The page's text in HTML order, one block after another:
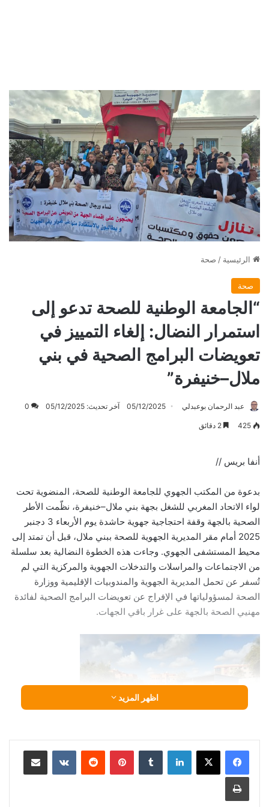
الرئيسية / صحة
صحة
“الجامعة الوطنية للصحة تدعو إلى
استمرار النضال: إلغاء التمييز في
تعويضات البرامج الصحية في بني
ملال–خنيفرة”
عبد الرحمان بوعبدلي 05/12/2025 آخر تحديث: 05/12/2025 0
425
أنفا بريس //
بدعوة من المكتب الجهوي للجامعة الوطنية للصحة، المنضوية تحت
لواء الاتحاد المغربي للشغل بجهة بني ملال–خنيفرة، نظّمت الأطر
الصحية بالجهة وقفة احتجاجية جهوية حاشدة يوم الأربعاء 3 دجنبر
2025 أمام مقر المديرية الجهوية للصحة ببني ملال، قبل أن تمتد إلى
محيط المستشفى الجهوي. وجاءت هذه الخطوة النضالية بعد سلسلة
من الاجتماعات والمراسلات والتدخلات الجهوية والمركزية التي لم
تُسفر عن تحمل المديرية الجهوية والمندوبيات الإقليمية ووزارة
الصحة لمسؤولياتها في الإفراج عن تعويضات البرامج الصحية لفائدة
مهنيي الصحة بالجهة على غرار باقي الجهات.
وعبّر المشاركون خلال الوقفة عن رفضهم القاطع لما وصفوه
اظهر المزيد
لينكدإن بينتيريست